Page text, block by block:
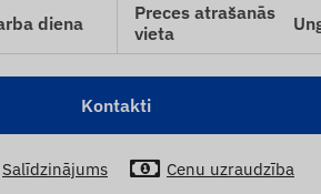
diena
Preces atrašanās
vieta
Kontakti
Salīdzinājums Cenu uzraudzība